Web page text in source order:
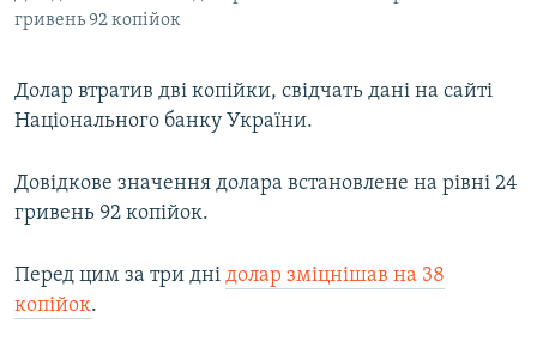
КРИМ РЕАЛІЇ
УКР
КТАТ
ДОЛУЧАЙСЯ!
гривень 92 копійок
Долар втратив дві копійки, свідчать дані на сайті
Національного банку України.
Довідкове значення долара встановлене на рівні 24
гривень 92 копійок.
Перед цим за три дні долар зміцнішав на 38
копійок.